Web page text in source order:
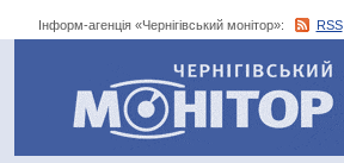
Інформ-агенція «Чернігівський монітор»: RSS
Інформ-агенція
«Чернігівський монітор»